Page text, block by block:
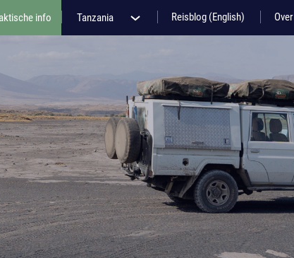
info Tanzania Reisblog (English) Over